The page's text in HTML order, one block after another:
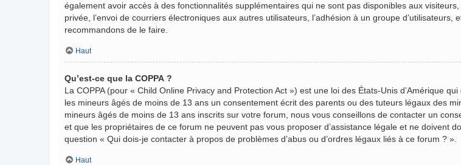
également avoir accès à des fonctionnalités supplémentaires qui ne sont pas disponibles aux
privée, l’envoi de courriers électroniques aux autres utilisateurs, l’adhésion à un groupe d’utilisateurs,
recommandons de le faire.
Haut
Qu’est-ce que la COPPA ?
La COPPA (pour « Child Online Privacy and Protection Act ») est une loi des États-Unis d’Amérique
les mineurs âgés de moins de 13 ans un consentement écrit des parents ou des tuteurs légaux des
mineurs âgés de moins de 13 ans inscrits sur votre forum, nous vous conseillons de contacter un
et que les propriétaires de ce forum ne peuvent pas vous proposer d’assistance légale et ne doivent
question « Qui dois-je contacter à propos de problèmes d’abus ou d’ordres légaux liés à ce forum ? ».
Haut